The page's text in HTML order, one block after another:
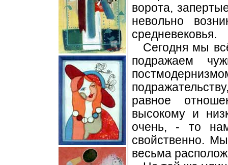
ворота,
невольно
средневековья.
Сегодня мы
подражаем
равное
высокому и
очень, - то
свойственно.
весьма